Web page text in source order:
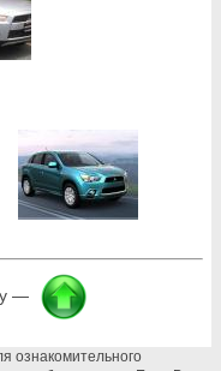
—
ознакомительного